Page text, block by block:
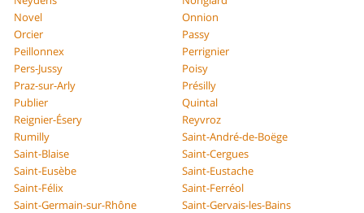
Novel
Onnion
Orcier
Passy
Peillonnex
Perrignier
Pers-Jussy
Poisy
Praz-sur-Arly
Présilly
Publier
Quintal
Reignier-Ésery
Reyvroz
Rumilly
Saint-André-de-Boëge
Saint-Blaise
Saint-Cergues
Saint-Eusèbe
Saint-Eustache
Saint-Félix
Saint-Ferréol
Saint-Germain-sur-Rhône
Saint-Gervais-les-Bains